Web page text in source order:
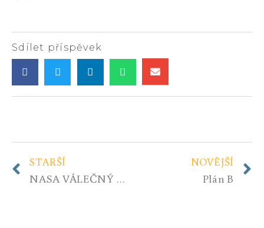
Sdílet příspěvek
STARŠÍ
NASA VÁLEČNÝ PLÁN: VÁLKA PROTI LIDEM
NOVĚJŠÍ
Plán B